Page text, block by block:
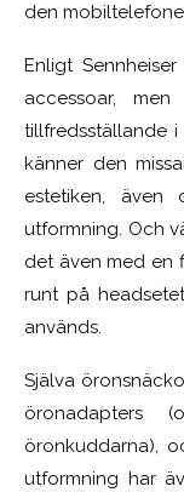
den
Enligt
accessoar,
tillfredsställande
känner den
estetiken,
utformning. Och
det även med en
runt på
används.
Själva
öronkuddarna),
utformning har